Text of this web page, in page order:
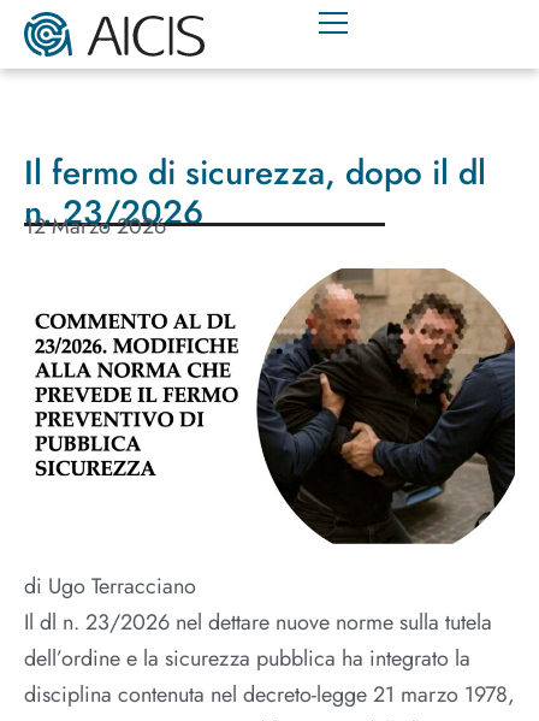
Il fermo di sicurezza, dopo il dl
n. 23/2026
12 Marzo 2026
di Ugo Terracciano
Il dl n. 23/2026 nel dettare nuove norme sulla tutela
dell’ordine e la sicurezza pubblica ha integrato la
disciplina contenuta nel decreto-legge 21 marzo 1978,